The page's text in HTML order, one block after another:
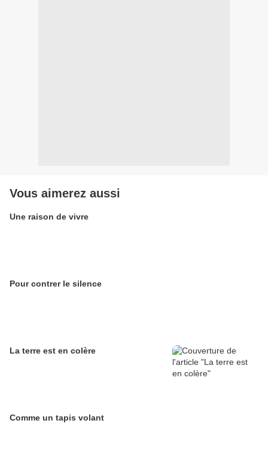
Vous aimerez aussi
Une raison de vivre
Pour contrer le silence
La terre est en colère
Comme un tapis volant